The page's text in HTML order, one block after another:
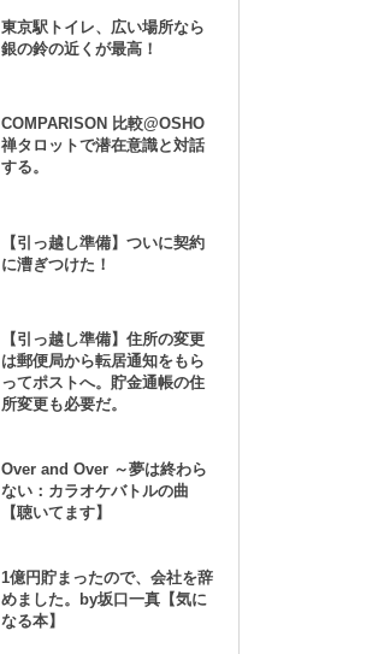
東京駅トイレ、広い場所なら
銀の鈴の近くが最高！
COMPARISON 比較@OSHO
禅タロットで潜在意識と対話
する。
【引っ越し準備】ついに契約
に漕ぎつけた！
【引っ越し準備】住所の変更
は郵便局から転居通知をもら
ってポストへ。貯金通帳の住
所変更も必要だ。
Over and Over ～夢は終わら
ない：カラオケバトルの曲
【聴いてます】
1億円貯まったので、会社を辞
めました。by坂口一真【気に
なる本】